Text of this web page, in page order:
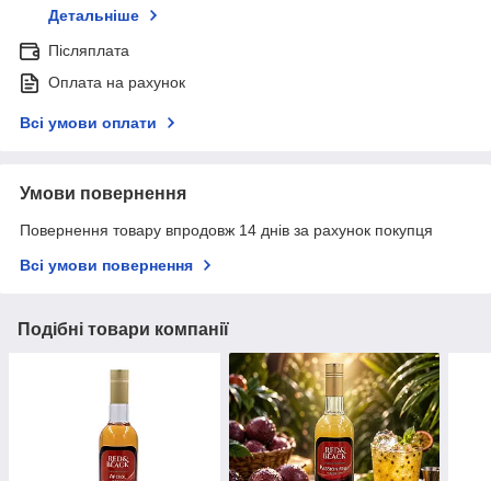
Детальніше
Післяплата
Оплата на рахунок
Всі умови оплати
Умови повернення
Повернення товару впродовж 14 днів за рахунок покупця
Всі умови повернення
Подібні товари компанії